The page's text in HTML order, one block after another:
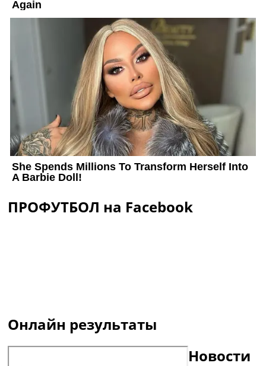
ПРОФУТБОЛ на Facebook
Онлайн результаты
Новости